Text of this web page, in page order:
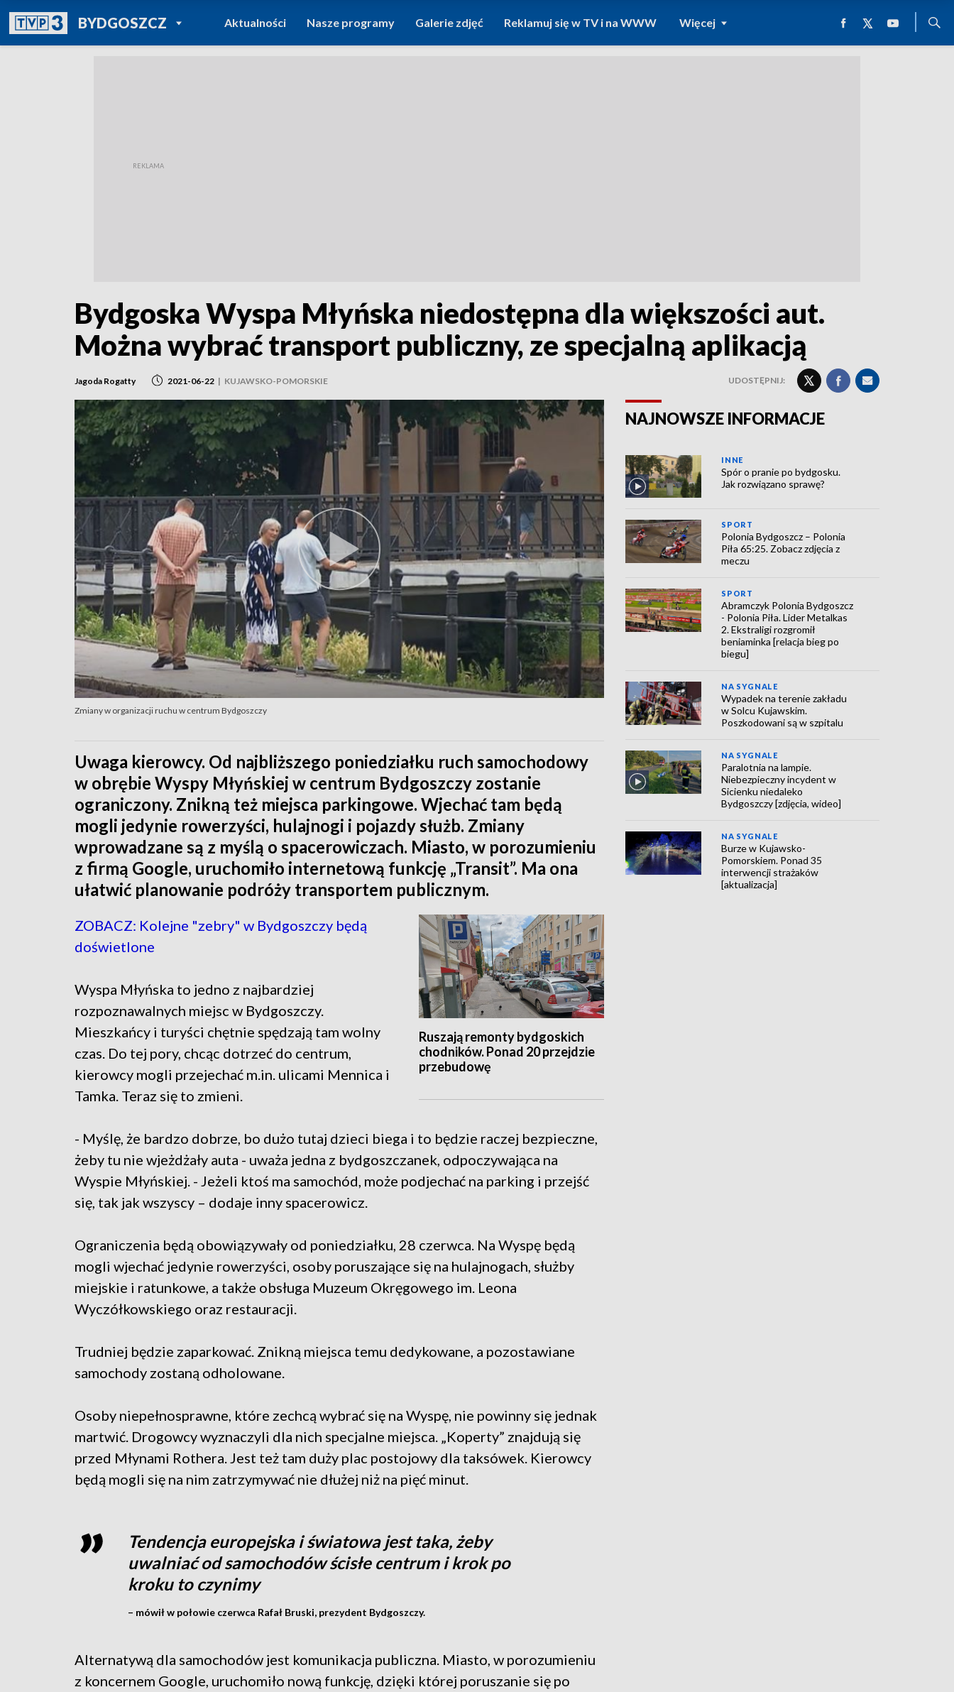
BYDGOSZCZPOWRÓT DO
TVP REGIONY
Aktualności Nasze programy Galerie zdjęć Reklamuj się w TV i na WWW Więcej
Bydgoska Wyspa Młyńska niedostępna dla większości aut.
Można wybrać transport publiczny, ze specjalną aplikacją
Jagoda Rogatty 2021-06-22 | KUJAWSKO-POMORSKIE UDOSTĘPNIJ:
Zmiany w organizacji ruchu w centrum Bydgoszczy
Uwaga kierowcy. Od najbliższego poniedziałku ruch samochodowy
w obrębie Wyspy Młyńskiej w centrum Bydgoszczy zostanie
ograniczony. Znikną też miejsca parkingowe. Wjechać tam będą
mogli jedynie rowerzyści, hulajnogi i pojazdy służb. Zmiany
wprowadzane są z myślą o spacerowiczach. Miasto, w porozumieniu
z firmą Google, uruchomiło internetową funkcję „Transit”. Ma ona
ułatwić planowanie podróży transportem publicznym.
Ruszają remonty bydgoskich
chodników. Ponad 20 przejdzie
przebudowę
ZOBACZ: Kolejne "zebry" w Bydgoszczy będą
doświetlone
Wyspa Młyńska to jedno z najbardziej
rozpoznawalnych miejsc w Bydgoszczy.
Mieszkańcy i turyści chętnie spędzają tam wolny
czas. Do tej pory, chcąc dotrzeć do centrum,
kierowcy mogli przejechać m.in. ulicami Mennica i
Tamka. Teraz się to zmieni.
- Myślę, że bardzo dobrze, bo dużo tutaj dzieci biega i to będzie raczej bezpieczne,
żeby tu nie wjeżdżały auta - uważa jedna z bydgoszczanek, odpoczywająca na
Wyspie Młyńskiej. - Jeżeli ktoś ma samochód, może podjechać na parking i przejść
się, tak jak wszyscy – dodaje inny spacerowicz.
Ograniczenia będą obowiązywały od poniedziałku, 28 czerwca. Na Wyspę będą
mogli wjechać jedynie rowerzyści, osoby poruszające się na hulajnogach, służby
miejskie i ratunkowe, a także obsługa Muzeum Okręgowego im. Leona
Wyczółkowskiego oraz restauracji.
Trudniej będzie zaparkować. Znikną miejsca temu dedykowane, a pozostawiane
samochody zostaną odholowane.
Osoby niepełnosprawne, które zechcą wybrać się na Wyspę, nie powinny się jednak
martwić. Drogowcy wyznaczyli dla nich specjalne miejsca. „Koperty” znajdują się
przed Młynami Rothera. Jest też tam duży plac postojowy dla taksówek. Kierowcy
będą mogli się na nim zatrzymywać nie dłużej niż na pięć minut.
Tendencja europejska i światowa jest taka, żeby
uwalniać od samochodów ścisłe centrum i krok po
kroku to czynimy
– mówił w połowie czerwca Rafał Bruski, prezydent Bydgoszczy.
Alternatywą dla samochodów jest komunikacja publiczna. Miasto, w porozumieniu
z koncernem Google, uruchomiło nową funkcję, dzięki której poruszanie się po
NAJNOWSZE INFORMACJE
INNE
Spór o pranie po bydgosku.
Jak rozwiązano sprawę?
SPORT
Polonia Bydgoszcz – Polonia
Piła 65:25. Zobacz zdjęcia z
meczu
SPORT
Abramczyk Polonia Bydgoszcz
- Polonia Piła. Lider Metalkas
2. Ekstraligi rozgromił
beniaminka [relacja bieg po
biegu]
NA SYGNALE
Wypadek na terenie zakładu
w Solcu Kujawskim.
Poszkodowani są w szpitalu
NA SYGNALE
Paralotnia na lampie.
Niebezpieczny incydent w
Sicienku niedaleko
Bydgoszczy [zdjęcia, wideo]
NA SYGNALE
Burze w Kujawsko-
Pomorskiem. Ponad 35
interwencji strażaków
[aktualizacja]